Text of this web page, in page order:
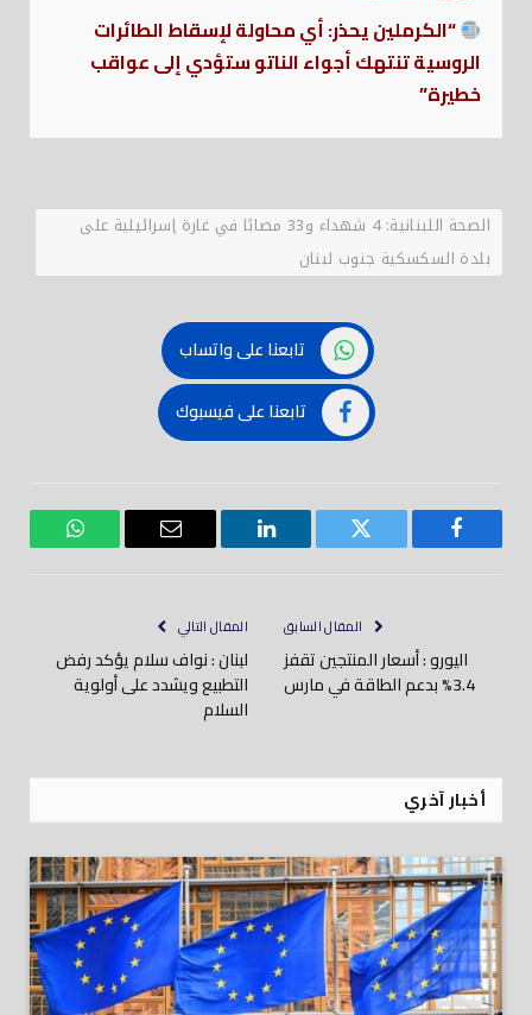
“الكرملين يحذر: أي محاولة لإسقاط الطائرات
الروسية تنتهك أجواء الناتو ستؤدي إلى عواقب
خطيرة”
الصحة اللبنانية: 4 شهداء و33 مصابًا في غارة إسرائيلية على
بلدة السكسكية جنوب لبنان
تابعنا على واتساب
تابعنا على فيسبوك
فيسبوك تويتر لينكدود
بريد
واتساب
المقال السابق
اليورو : أسعار المنتجين تقفز
3.4% بدعم الطاقة في مارس
المقال التالي
لبنان : نواف سلام يؤكد رفض
التطبيع ويشدد على أولوية
السلام
أخبار آخري